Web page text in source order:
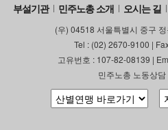
부설기관 민주노총 소개 오시는 길
(우) 04518 서울특별시 중구
Tel : (02) 2670-9100 |
고유번호 : 107-82-08139 |
민주노총 노동상